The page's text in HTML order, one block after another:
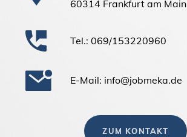
60314 Frankfurt am Main
Tel.: 069/153220960
E-Mail: info@jobmeka.de
ZUM KONTAKT